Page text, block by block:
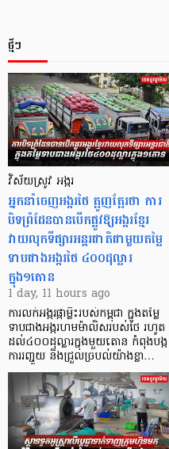
ថ្មីៗ
វិស័យស្រូវ អង្ករ
អ្នកនាំចេញអង្ករថៃ ត្អូញត្អែរថា ការ
បិទព្រំដែនបានបើកផ្លូវឱ្យអង្ករខ្មែរ
វាយលុកទីផ្សារអន្តរជាតិជាមួយតម្លៃ
ទាបជាងអង្ករថៃ ៤០០ដុល្លារ
ក្នុង១តោន
1 day, 11 hours ago
ការលក់អង្ករផ្កាម្លិះរបស់កម្ពុជា ក្នុងតម្លៃ
ទាបជាងអង្ករហមម៉ាលិសរបស់ថៃ រហូត
ដល់៤០០ដុល្លារក្នុងមួយតោន កំពុងបង្ក
ការរញ្ជួយ និងជ្រួលច្របល់យ៉ាងខ្លា…